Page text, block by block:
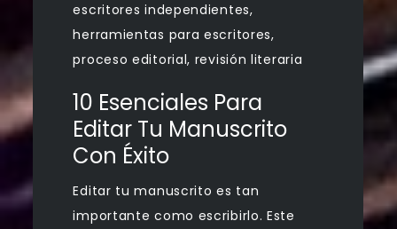
escritores independientes,
herramientas para escritores,
proceso editorial, revisión literaria
10 Esenciales Para
Editar Tu Manuscrito
Con Éxito
Editar tu manuscrito es tan
importante como escribirlo. Este